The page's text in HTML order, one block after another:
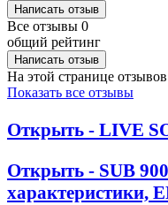
Написать отзыв
Все отзывы 0
общий рейтинг
Написать отзыв
На этой странице
Показать все отзывы
Открыть - LIVE
Открыть - SUB
характеристики,